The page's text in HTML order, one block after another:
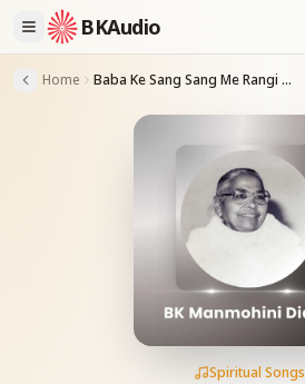
BKAudio
Home Baba Ke Sang Sang Me Rangi Ho
Spiritual Songs